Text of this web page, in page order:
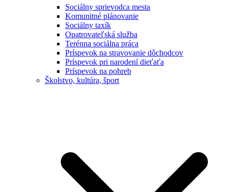
Sociálny sprievodca mesta
Komunitné plánovanie
Sociálny taxík
Opatrovateľská služba
Terénna sociálna práca
Príspevok na stravovanie dôchodcov
Príspevok pri narodení dieťaťa
Príspevok na pohreb
Školstvo, kultúra, šport